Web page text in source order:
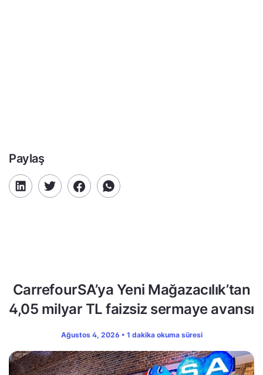
Paylaş
CarrefourSA’ya Yeni Mağazacılık’tan
4,05 milyar TL faizsiz sermaye avansı
Ağustos 4, 2026 • 1 dakika okuma süresi